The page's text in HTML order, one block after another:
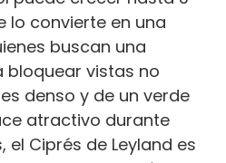
lo convierte en una
buscan una
bloquear vistas no
denso y de un verde
atractivo durante
el Ciprés de Leyland es